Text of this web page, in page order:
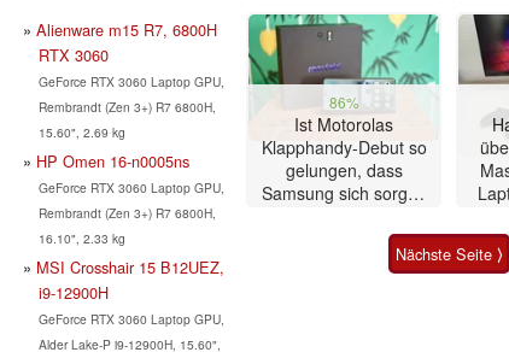
Alienware m15 R7, 6800H
RTX 3060
GeForce RTX 3060 Laptop GPU,
Rembrandt (Zen 3+) R7 6800H,
15.60", 2.69 kg
HP Omen 16-n0005ns
GeForce RTX 3060 Laptop GPU,
Rembrandt (Zen 3+) R7 6800H,
16.10", 2.33 kg
MSI Crosshair 15 B12UEZ,
i9-12900H
GeForce RTX 3060 Laptop GPU,
Alder Lake-P i9-12900H, 15.60",
86%
Ist Motorolas
Klapphandy-Debut so
gelungen, dass
Samsung sich sorgen
Smartphone im Test
Nächste Seite ⟩